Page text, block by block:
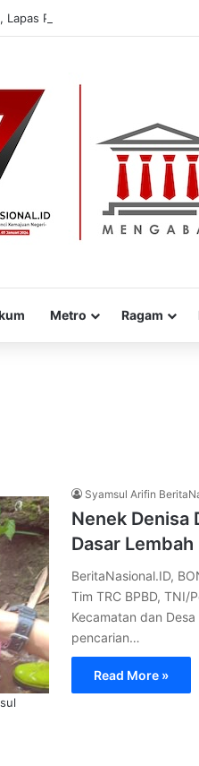
Lapas Probolinggo Donorkan
Metro Ragam
Syamsul Arifin
Nenek Denisa
Dasar Lembah
BeritaNasional.ID,
Tim TRC BPBD, TNI/
Kecamatan dan
pencarian…
Read More »